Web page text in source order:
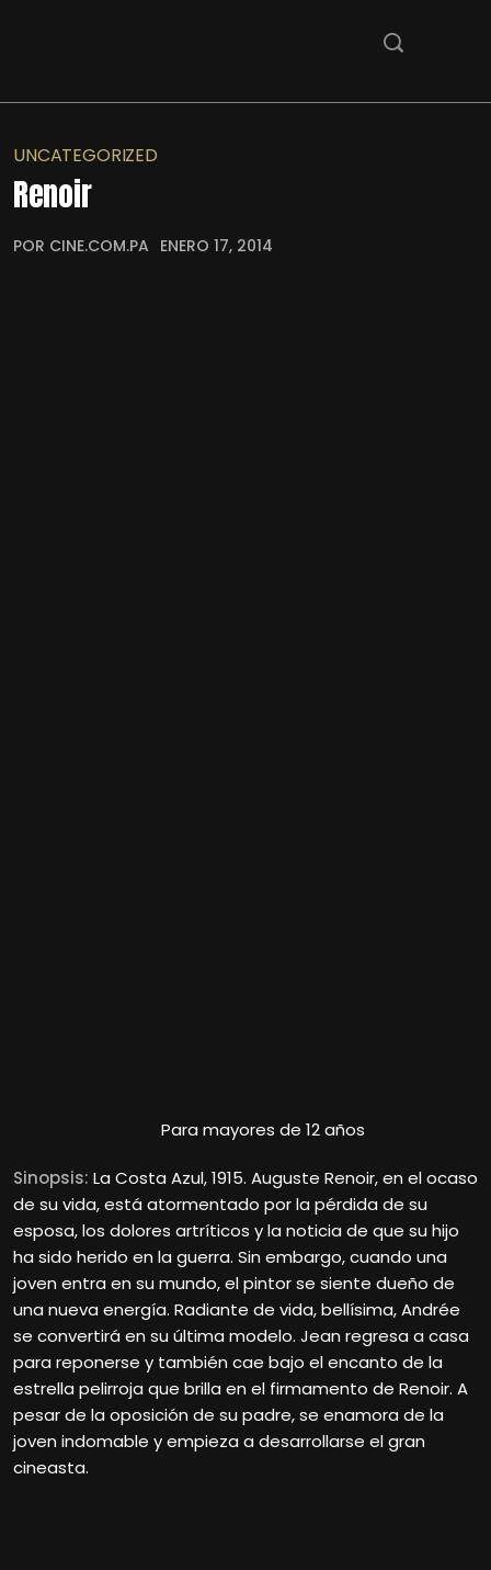
UNCATEGORIZED
Renoir
POR CINE.COM.PA ENERO 17, 2014
Para mayores de 12 años
Sinopsis: La Costa Azul, 1915. Auguste Renoir, en el ocaso
de su vida, está atormentado por la pérdida de su
esposa, los dolores artríticos y la noticia de que su hijo
ha sido herido en la guerra. Sin embargo, cuando una
joven entra en su mundo, el pintor se siente dueño de
una nueva energía. Radiante de vida, bellísima, Andrée
se convertirá en su última modelo. Jean regresa a casa
para reponerse y también cae bajo el encanto de la
estrella pelirroja que brilla en el firmamento de Renoir. A
pesar de la oposición de su padre, se enamora de la
joven indomable y empieza a desarrollarse el gran
cineasta.